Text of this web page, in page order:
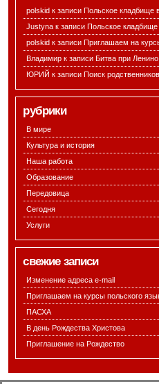
polskid к записиПольское кладбище
Justyna к записиПольское
polskid к записиПриглашаем на
Владимир к записи Битва при Ленино
ЮРИЙ к записиПоиск
рубрики
В мире
Культура и история
Наша работа
Образование
Передовица
Сегодня
Услуги
свежие записи
Изменение адреса e-mail
Приглашаем на курсы польского
ПАСХА
В день Рождества Христова
Приглашение на Рождество